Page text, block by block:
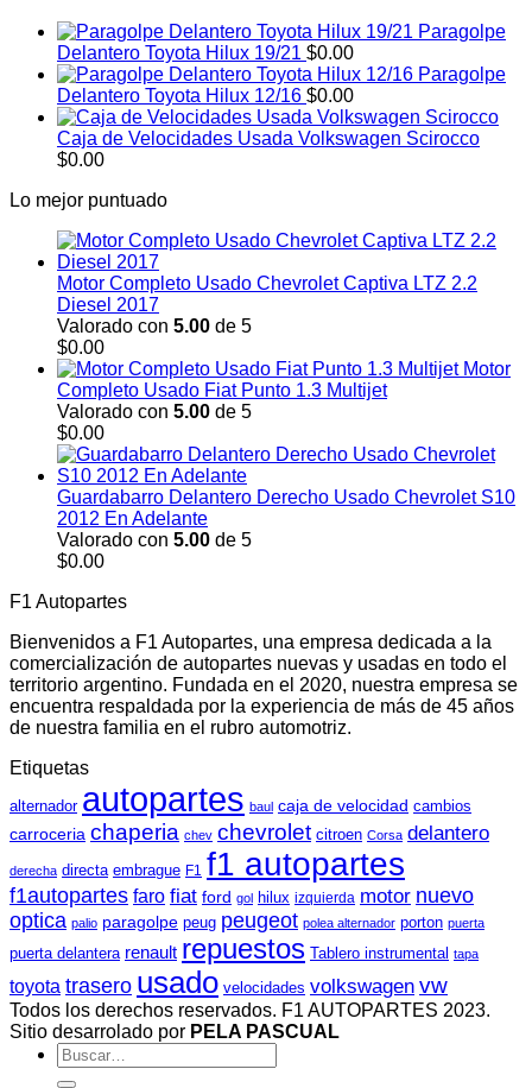
Paragolpe
Delantero Toyota Hilux 19/21 $0.00
Paragolpe
Delantero Toyota Hilux 12/16 $0.00
Caja de Velocidades Usada Volkswagen Scirocco
$0.00
Lo mejor puntuado
Motor Completo Usado Chevrolet Captiva LTZ 2.2
Diesel 2017
Valorado con 5.00 de 5
$0.00
Motor
Completo Usado Fiat Punto 1.3 Multijet
Valorado con 5.00 de 5
$0.00
Guardabarro Delantero Derecho Usado Chevrolet S10
2012 En Adelante
Valorado con 5.00 de 5
$0.00
F1 Autopartes
Bienvenidos a F1 Autopartes, una empresa dedicada a la
comercialización de autopartes nuevas y usadas en todo el
territorio argentino. Fundada en el 2020, nuestra empresa se
encuentra respaldada por la experiencia de más de 45 años
de nuestra familia en el rubro automotriz.
Etiquetas
alternador autopartes baul caja de velocidad cambios
carroceria chaperia chev chevrolet citroen Corsa delantero
derecha directa embrague F1 f1 autopartes
f1autopartes faro fiat ford gol hilux izquierda motor nuevo
optica palio paragolpe peug peugeot polea alternador porton puerta
puerta delantera renault repuestos Tablero instrumental tapa
toyota trasero usado velocidades volkswagen vw
Todos los derechos reservados. F1 AUTOPARTES 2023.
Sitio desarrolado por PELA PASCUAL
Buscar
por: